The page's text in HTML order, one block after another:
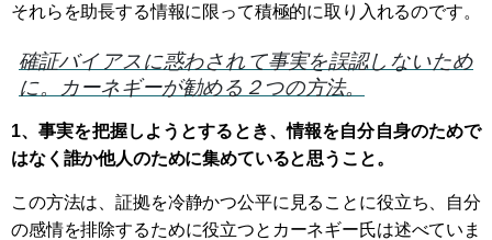
それらを助長する情報に限って積極的に取り入れるのです。
確証バイアスに惑わされて事実を誤認しないため
に。カーネギーが勧める２つの方法。
1、事実を把握しようとするとき、情報を自分自身のためで
はなく誰か他人のために集めていると思うこと。
この方法は、証拠を冷静かつ公平に見ることに役立ち、自分
の感情を排除するために役立つとカーネギー氏は述べていま